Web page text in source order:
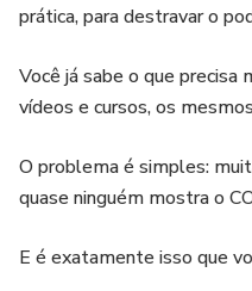
prática, para destravar o
Você já sabe o que precisa
vídeos e cursos, os
O problema é simples:
quase ninguém mostra o
E é exatamente isso que